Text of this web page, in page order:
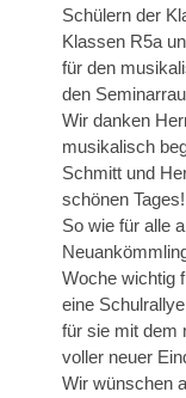
Schülern der
Klassen R5a
für den
den
Wir danken
musikalisch
Schmitt und
schönen Tages!
So wie für alle
Woche wichtig
eine
für sie mit dem
voller neuer
Wir wünschen